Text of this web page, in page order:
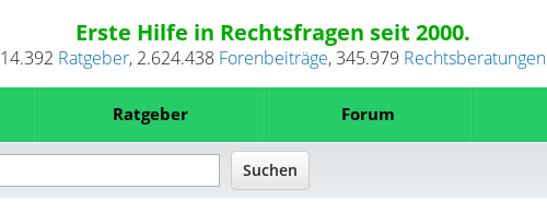
Erste Hilfe in Rechtsfragen seit 2000.
14.392 Ratgeber, 2.624.438 Forenbeiträge,345.979 Rechtsberatungen
Ratgeber Forum